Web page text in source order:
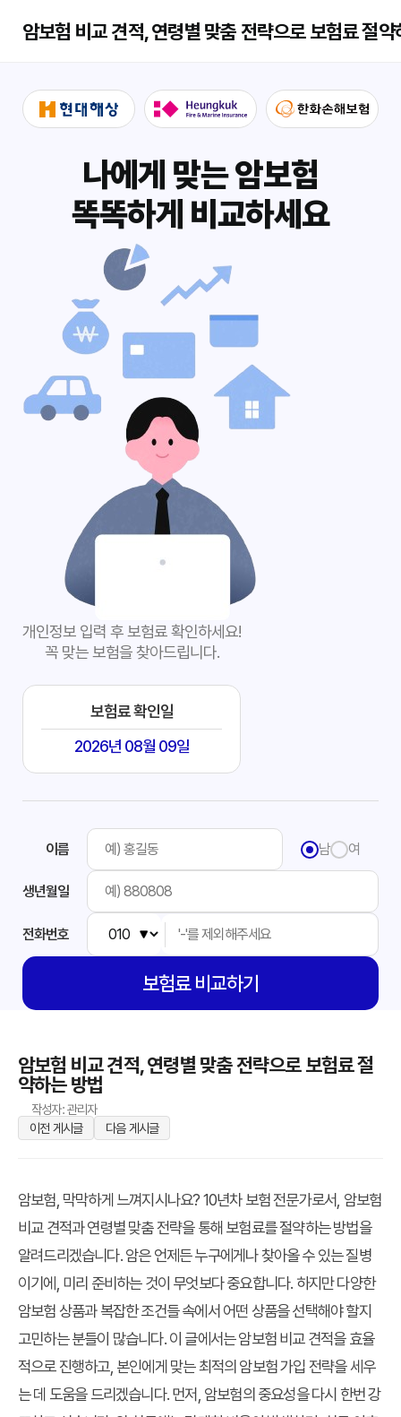
암보험 비교 견적, 연령별 맞춤 전략으로 보험료 절약
나에게 맞는 암보험
똑똑하게 비교하세요
개인정보 입력 후 보험료 확인하세요!
꼭 맞는 보험을 찾아드립니다.
보험료 확인일
2026년 08월 09일
이름 남 여
생년월일
전화번호
보험료비교하기
암보험 비교 견적, 연령별 맞춤 전략으로 보험료 절
약하는 방법
작성자: 관리자
이전 게시글
다음 게시글
암보험, 막막하게 느껴지시나요? 10년차 보험 전문가로서, 암보험
비교 견적과 연령별 맞춤 전략을 통해 보험료를 절약하는 방법을
알려드리겠습니다. 암은 언제든 누구에게나 찾아올 수 있는 질병
이기에, 미리 준비하는 것이 무엇보다 중요합니다. 하지만 다양한
암보험 상품과 복잡한 조건들 속에서 어떤 상품을 선택해야 할지
고민하는 분들이 많습니다. 이 글에서는 암보험 비교 견적을 효율
적으로 진행하고, 본인에게 맞는 최적의 암보험 가입 전략을 세우
는 데 도움을 드리겠습니다. 먼저, 암보험의 중요성을 다시 한번 강